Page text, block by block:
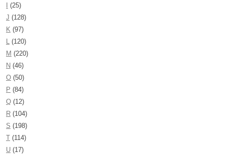
(25)
J (128)
K (97)
L (120)
M (220)
N (46)
O (50)
P (84)
Q (12)
R (104)
S (198)
T (114)
U (17)